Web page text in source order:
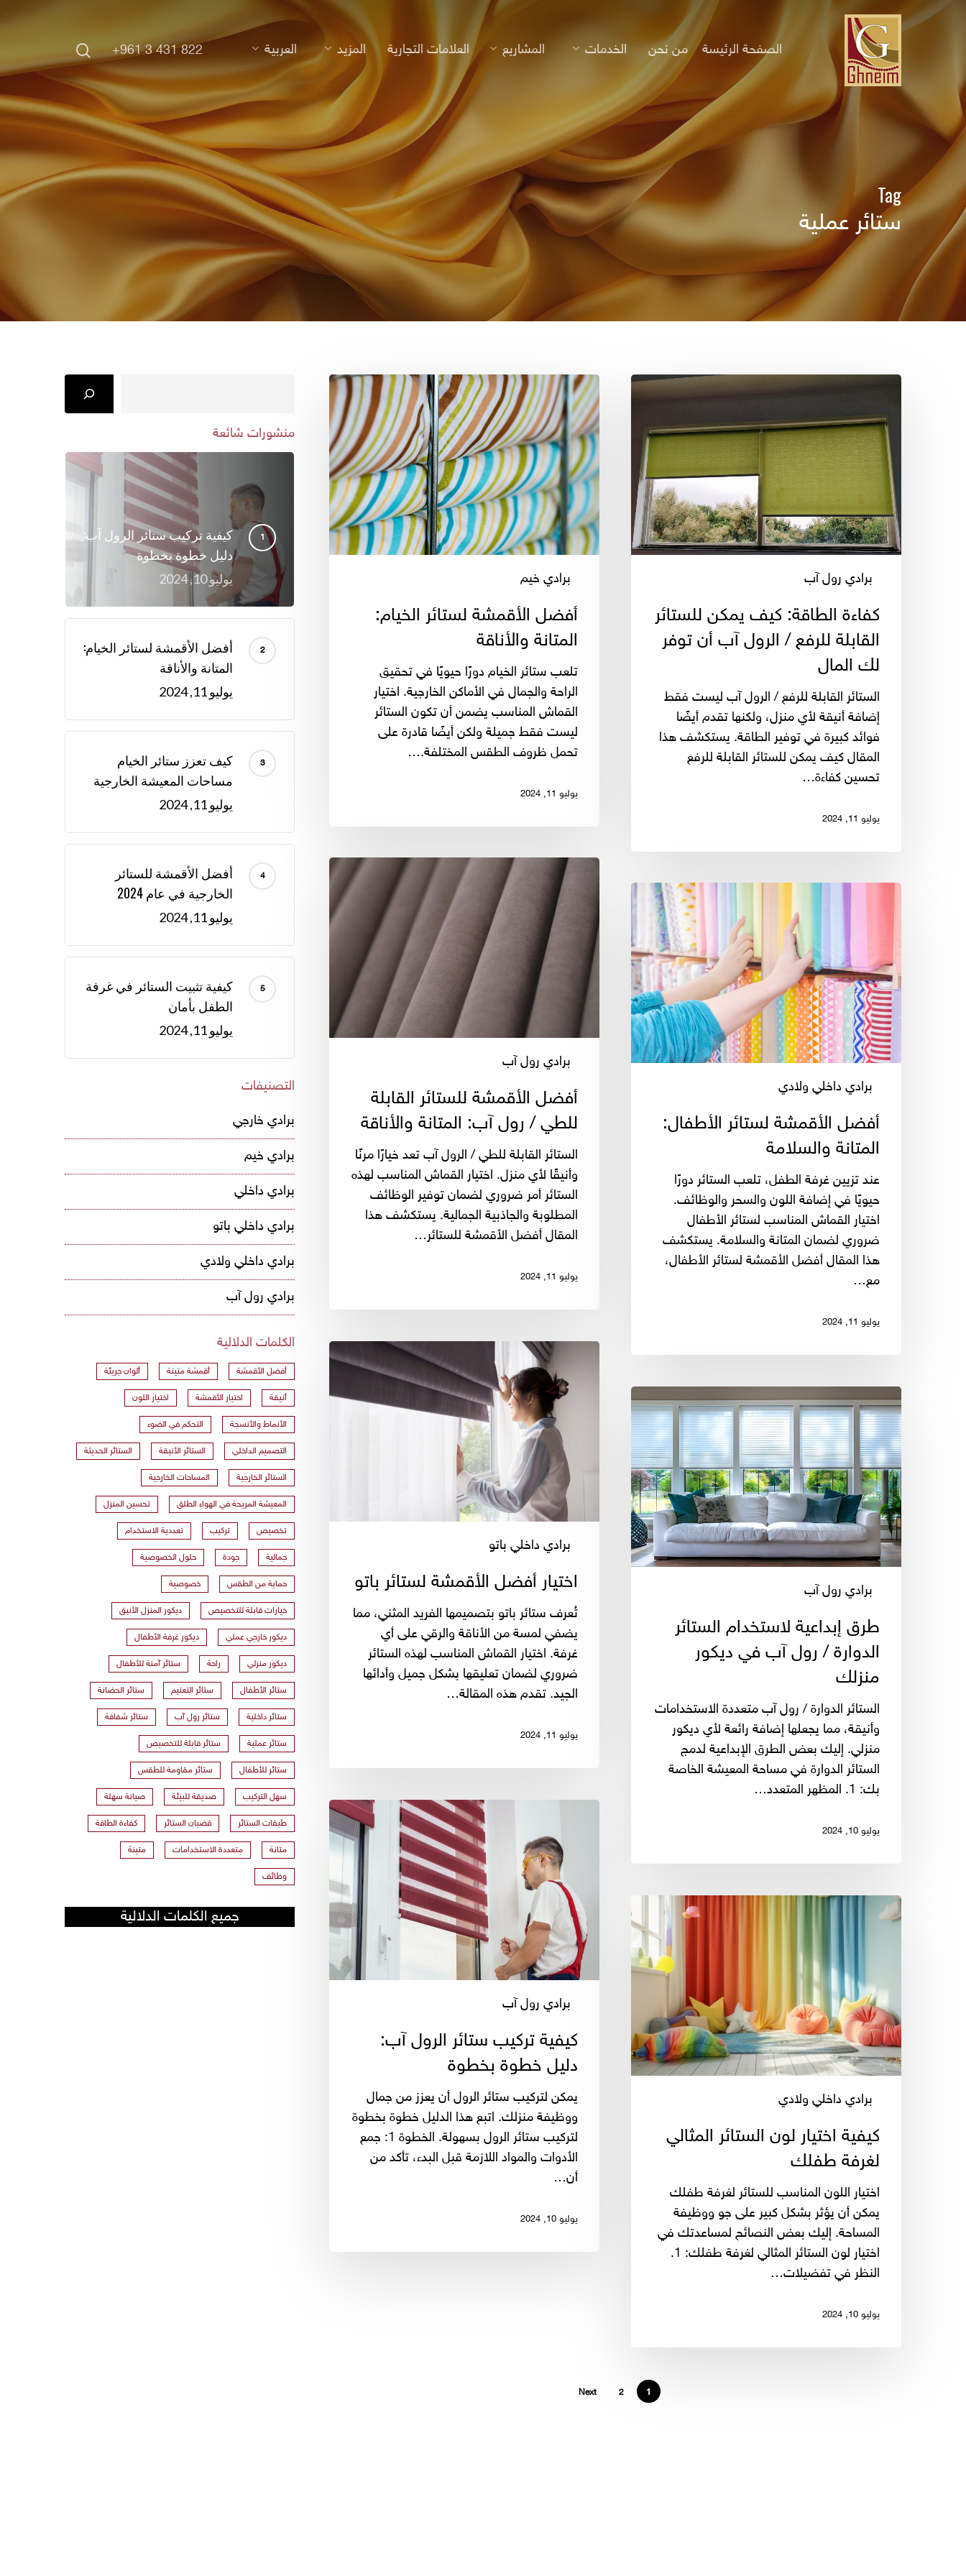
Skip
Hit enter to search or ESC to close
الصفحة الرئيسة من نحن الخدمات المشاريع العلامات التجارية المزيد العربية +961 3 431 822
search
Tag
ستائر عملية
كيف
يمكن
للستائر
القابلة
للرفع
/
الرول
المال
برادي رول آب
كفاءة الطاقة: كيف يمكن للستائر
القابلة للرفع / الرول آب أن توفر
لك المال
الستائر القابلة للرفع / الرول آب ليست فقط
إضافة أنيقة لأي منزل، ولكنها تقدم أيضًا
فوائد كبيرة في توفير الطاقة. يستكشف هذا
المقال كيف يمكن للستائر القابلة للرفع
تحسين كفاءة…
يوليو 11, 2024
أفضل
الأقمشة
لستائر
الخيام:
المتانة
والأناقة
برادي خيم
أفضل الأقمشة لستائر الخيام:
المتانة والأناقة
تلعب ستائر الخيام دورًا حيويًا في تحقيق
الراحة والجمال في الأماكن الخارجية. اختيار
القماش المناسب يضمن أن تكون الستائر
ليست فقط جميلة ولكن أيضًا قادرة على
تحمل ظروف الطقس المختلفة.…
يوليو 11, 2024
الأقمشة
القابلة
للطي
رول
آب:
المتانة
برادي رول آب
أفضل الأقمشة للستائر القابلة
للطي / رول آب: المتانة والأناقة
الستائر القابلة للطي / الرول آب تعد خيارًا مرنًا
وأنيقًا لأي منزل. اختيار القماش المناسب لهذه
الستائر أمر ضروري لضمان توفير الوظائف
المطلوبة والجاذبية الجمالية. يستكشف هذا
المقال أفضل الأقمشة للستائر…
يوليو 11, 2024
الأطفال:
المتانة
والسلامة
برادي داخلي ولادي
أفضل الأقمشة لستائر الأطفال:
المتانة والسلامة
عند تزيين غرفة الطفل، تلعب الستائر دورًا
حيويًا في إضافة اللون والسحر والوظائف.
اختيار القماش المناسب لستائر الأطفال
ضروري لضمان المتانة والسلامة. يستكشف
هذا المقال أفضل الأقمشة لستائر الأطفال،
مع…
يوليو 11, 2024
الأقمشة
برادي داخلي باتو
اختيار أفضل الأقمشة لستائر باتو
تُعرف ستائر باتو بتصميمها الفريد المثني، مما
يضفي لمسة من الأناقة والرقي على أي
غرفة. اختيار القماش المناسب لهذه الستائر
ضروري لضمان تعليقها بشكل جميل وأدائها
الجيد. تقدم هذه المقالة…
يوليو 11, 2024
طرق
إبداعية
لاستخدام
الستائر
الدوارة
/
رول
آب
في
منزلكبرادي رول آب
طرق إبداعية لاستخدام الستائر
الدوارة / رول آب في ديكور
منزلك
الستائر الدوارة / رول آب متعددة الاستخدامات
وأنيقة، مما يجعلها إضافة رائعة لأي ديكور
منزلي. إليك بعض الطرق الإبداعية لدمج
الستائر الدوارة في مساحة المعيشة الخاصة
بك: 1. المظهر المتعدد…
يوليو 10, 2024
دليل
خطوة
بخطوة
برادي رول آب
كيفية تركيب ستائر الرول آب:
دليل خطوة بخطوة
يمكن لتركيب ستائر الرول أن يعزز من جمال
ووظيفة منزلك. اتبع هذا الدليل خطوة بخطوة
لتركيب ستائر الرول بسهولة. الخطوة 1: جمع
الأدوات والمواد اللازمة قبل البدء، تأكد من
أن…
يوليو 10, 2024
كيفية
اختيار
المثالي
لغرفة
طفلك
برادي داخلي ولادي
كيفية اختيار لون الستائر المثالي
لغرفة طفلك
اختيار اللون المناسب للستائر لغرفة طفلك
يمكن أن يؤثر بشكل كبير على جو ووظيفة
المساحة. إليك بعض النصائح لمساعدتك في
اختيار لون الستائر المثالي لغرفة طفلك: 1.
النظر في تفضيلات…
يوليو 10, 2024
1
2
Next
منشورات شائعة
كيفية تركيب ستائر الرول آب:
دليل خطوة بخطوة
يوليو 10, 2024
أفضل الأقمشة لستائر الخيام:
المتانة والأناقة
يوليو 11, 2024
كيف تعزز ستائر الخيام
مساحات المعيشة الخارجية
يوليو 11, 2024
أفضل الأقمشة للستائر
الخارجية في عام 2024
يوليو 11, 2024
كيفية تثبيت الستائر في غرفة
الطفل بأمان
يوليو 11, 2024
التصنيفات
برادي خارجي
برادي خيم
برادي داخلي
برادي داخلي باتو
برادي داخلي ولادي
برادي رول آب
الكلمات الدلالية
أفضل الأقمشة أقمشة متينة ألوان جريئة
أنيقة اختيار الأقمشة اختيار اللون
الأنماط والأنسجة التحكم في الضوء
التصميم الداخلي الستائر الأنيقة الستائر الحديثة
الستائر الخارجية المساحات الخارجية
المعيشة المريحة في الهواء الطلق تحسين المنزل
تخصيص تركيب تعددية الاستخدام
جمالية جودة حلول الخصوصية
حماية من الطقس خصوصية
خيارات قابلة للتخصيص ديكور المنزل الأنيق
ديكور خارجي عملي ديكور غرفة الأطفال
ديكور منزلي راحة ستائر آمنة للأطفال
ستائر الأطفال ستائر التعتيم ستائر الحضانة
ستائر داخلية ستائر رول آب ستائر شفافة
ستائر عملية ستائر قابلة للتخصيص
ستائر للأطفال ستائر مقاومة للطقس
سهل التركيب صديقة للبيئة صيانة سهلة
طبقات الستائر قضبان الستائر كفاءة الطاقة
متانة متعددة الاستخدامات متينة
وظائف
جميع الكلمات الدلالية